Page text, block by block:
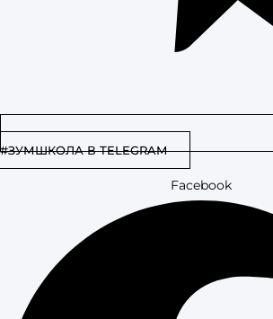
#ЗУМШКОЛА В TELEGRAM
Facebook